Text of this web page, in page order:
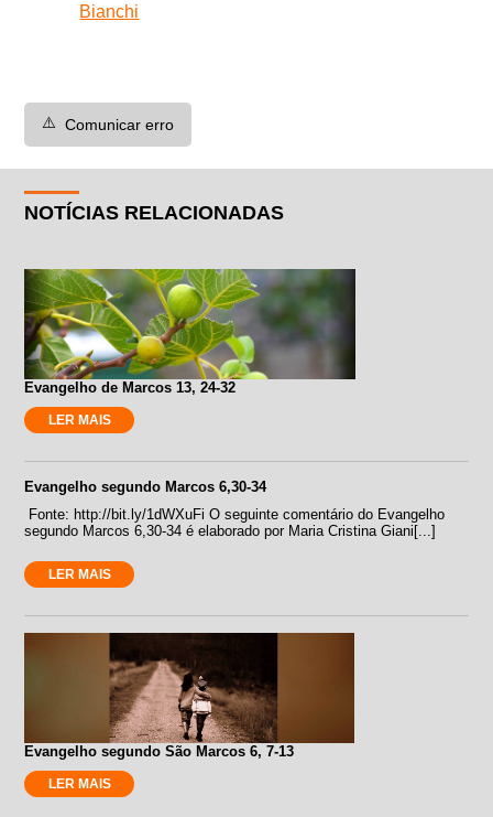
Bianchi
⚠️ Comunicar erro
NOTÍCIAS RELACIONADAS
Evangelho de Marcos 13, 24-32
LER MAIS
Evangelho segundo Marcos 6,30-34
Fonte: http://bit.ly/1dWXuFi O seguinte comentário do Evangelho
segundo Marcos 6,30-34 é elaborado por Maria Cristina Giani[...]
LER MAIS
Evangelho segundo São Marcos 6, 7-13
LER MAIS